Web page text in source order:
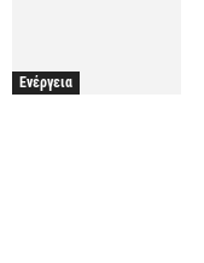
Ενέργεια